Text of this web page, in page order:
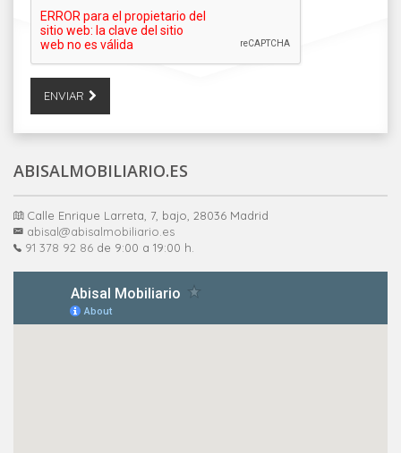
ENVIAR
ABISALMOBILIARIO.ES
Calle Enrique Larreta, 7, bajo, 28036 Madrid
abisal@abisalmobiliario.es
91 378 92 86 de 9:00 a 19:00 h.